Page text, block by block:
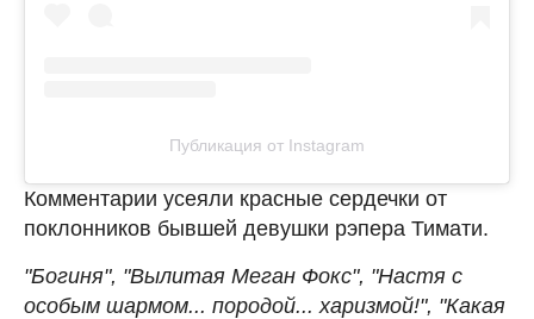
Публикация от Instagram
Комментарии усеяли красные сердечки от
поклонников бывшей девушки рэпера Тимати.
"Богиня", "Вылитая Меган Фокс", "Настя с
особым шармом... породой... харизмой!", "Какая